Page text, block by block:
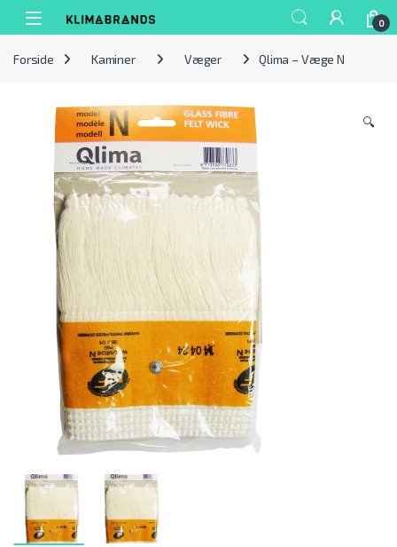
Spring til navigation
Gå til indhold
0
Forside Kaminer Væger Qlima – Væge N
🔍